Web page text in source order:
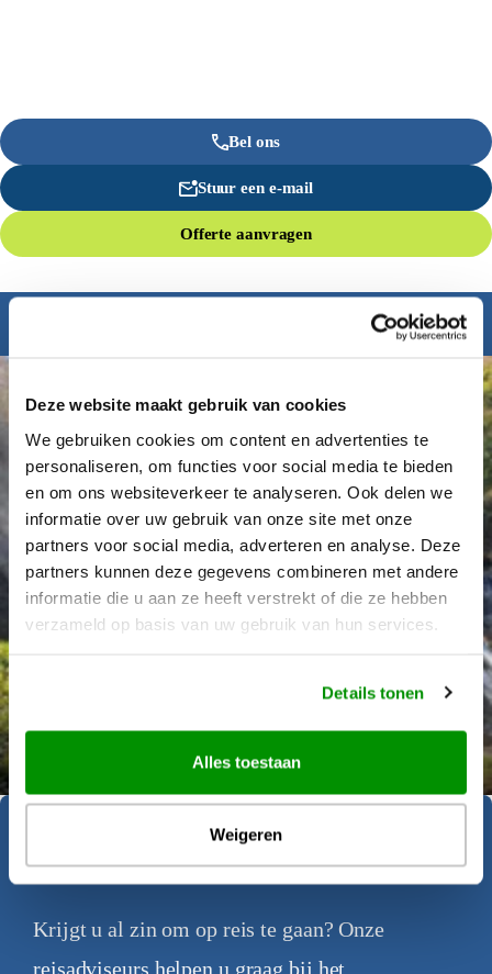
Deze website maakt gebruik van cookies
We gebruiken cookies om content en advertenties te
personaliseren, om functies voor social media te bieden
en om ons websiteverkeer te analyseren. Ook delen we
informatie over uw gebruik van onze site met onze
partners voor social media, adverteren en analyse. Deze
partners kunnen deze gegevens combineren met andere
informatie die u aan ze heeft verstrekt of die ze hebben
verzameld op basis van uw gebruik van hun services.
Details tonen
Alles toestaan
Weigeren
Bel ons
Stuur een e-mail
Offerte aanvragen
Geïnspireerd geraakt?
Krijgt u al zin om op reis te gaan? Onze
reisadviseurs helpen u graag bij het